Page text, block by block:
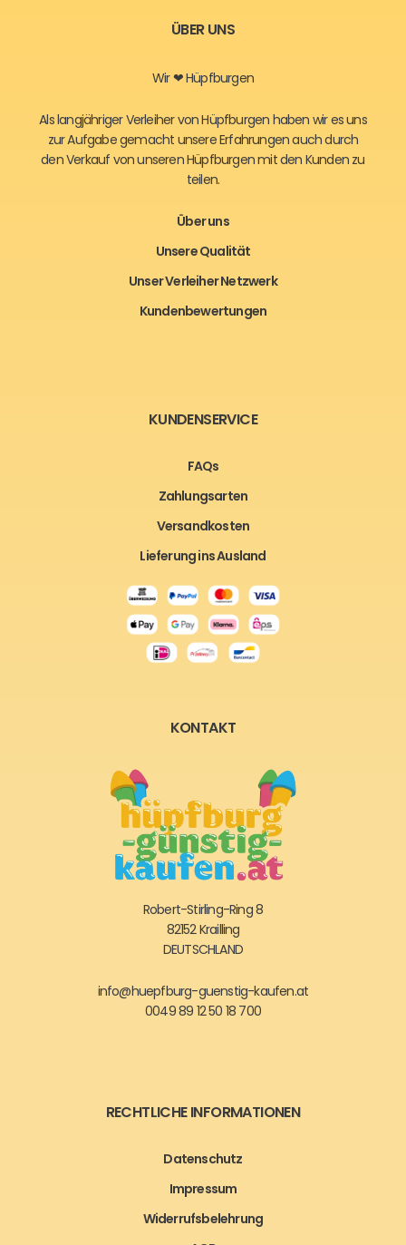
ÜBER UNS
Wir ❤ Hüpfburgen
Als langjähriger Verleiher von Hüpfburgen haben wir es uns
zur Aufgabe gemacht unsere Erfahrungen auch durch
den Verkauf von unseren Hüpfburgen mit den Kunden zu
teilen.
Über uns
Unsere Qualität
Unser Verleiher Netzwerk
Kundenbewertungen
KUNDENSERVICE
FAQs
Zahlungsarten
Versandkosten
Lieferung ins Ausland
KONTAKT
Robert-Stirling-Ring 8
82152 Krailling
DEUTSCHLAND
info@huepfburg-guenstig-kaufen.at
0049 89 12 50 18 700
RECHTLICHE INFORMATIONEN
Datenschutz
Impressum
Widerrufsbelehrung